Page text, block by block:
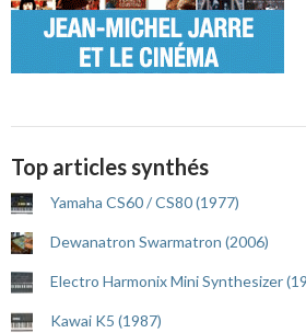
Top articles synthés
Yamaha CS60 / CS80 (1977)
Dewanatron Swarmatron (2006)
Electro Harmonix Mini Synthesizer
Kawai K5 (1987)